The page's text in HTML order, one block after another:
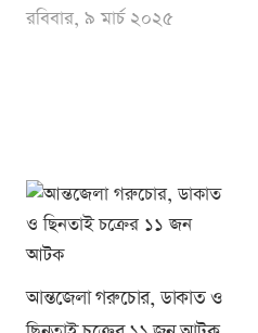
রবিবার, ৯ মার্চ ২০২৫
আন্তজেলা গরুচোর, ডাকাত ও